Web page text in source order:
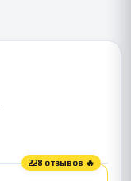
228 отзывов 🔥